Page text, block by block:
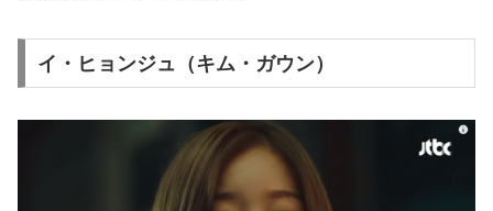
イ・ヒョンジュ（キム・ガウン）